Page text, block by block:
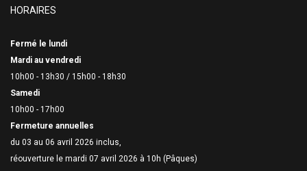
HORAIRES
Fermé le lundi
Mardi au vendredi
10h00 - 13h30 / 15h00 - 18h30
Samedi
10h00 - 17h00
Fermeture annuelles
du 03 au 06 avril 2026 inclus,
réouverture le mardi 07 avril 2026 à 10h (Pâques)